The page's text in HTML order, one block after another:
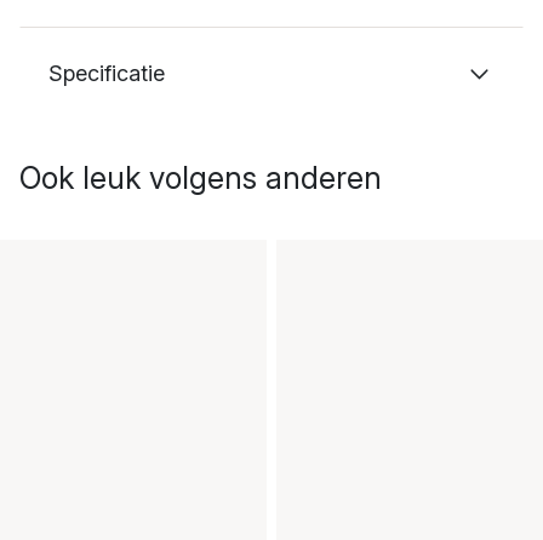
Specificatie
Ook leuk volgens anderen